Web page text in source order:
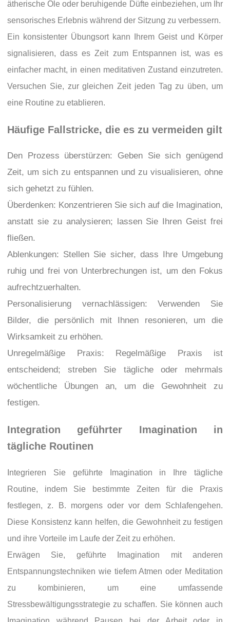
ätherische Öle oder beruhigende Düfte einbeziehen, um Ihr
sensorisches Erlebnis während der Sitzung zu verbessern.
Ein konsistenter Übungsort kann Ihrem Geist und Körper
signalisieren, dass es Zeit zum Entspannen ist, was es
einfacher macht, in einen meditativen Zustand einzutreten.
Versuchen Sie, zur gleichen Zeit jeden Tag zu üben, um
eine Routine zu etablieren.
Häufige Fallstricke, die es zu vermeiden gilt
Den Prozess überstürzen: Geben Sie sich genügend
Zeit, um sich zu entspannen und zu visualisieren, ohne
sich gehetzt zu fühlen.
Überdenken: Konzentrieren Sie sich auf die Imagination,
anstatt sie zu analysieren; lassen Sie Ihren Geist frei
fließen.
Ablenkungen: Stellen Sie sicher, dass Ihre Umgebung
ruhig und frei von Unterbrechungen ist, um den Fokus
aufrechtzuerhalten.
Personalisierung vernachlässigen: Verwenden Sie
Bilder, die persönlich mit Ihnen resonieren, um die
Wirksamkeit zu erhöhen.
Unregelmäßige Praxis: Regelmäßige Praxis ist
entscheidend; streben Sie tägliche oder mehrmals
wöchentliche Übungen an, um die Gewohnheit zu
festigen.
Integration geführter Imagination in
tägliche Routinen
Integrieren Sie geführte Imagination in Ihre tägliche
Routine, indem Sie bestimmte Zeiten für die Praxis
festlegen, z. B. morgens oder vor dem Schlafengehen.
Diese Konsistenz kann helfen, die Gewohnheit zu festigen
und ihre Vorteile im Laufe der Zeit zu erhöhen.
Erwägen Sie, geführte Imagination mit anderen
Entspannungstechniken wie tiefem Atmen oder Meditation
zu kombinieren, um eine umfassende
Stressbewältigungsstrategie zu schaffen. Sie können auch